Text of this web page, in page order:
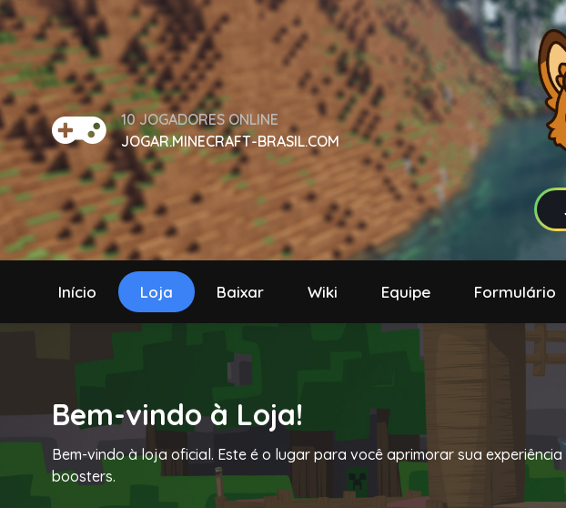
10 JOGADORES ONLINE
JOGAR.MINECRAFT-BRASIL.COM
Início Loja Baixar Wiki Equipe Formulário
Bem-vindo à Loja!
Bem-vindo à loja oficial. Este é o lugar para você aprimorar sua
boosters.